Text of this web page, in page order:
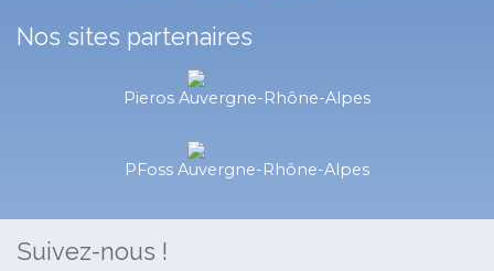
Nos sites partenaires
Pieros Auvergne-Rhône-Alpes
PFoss Auvergne-Rhône-Alpes
Suivez-nous !